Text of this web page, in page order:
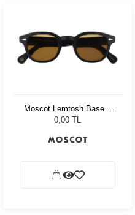
Moscot Lemtosh Base 2
Sun 49 Black Amber
0,00 TL